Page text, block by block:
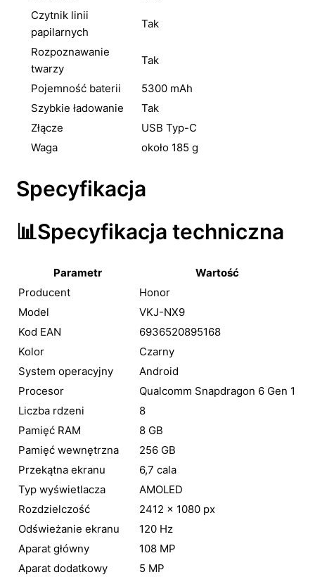
Czytnik linii
papilarnych
Tak
Rozpoznawanie
twarzy
Tak
Pojemność baterii
5300 mAh
Szybkie ładowanie
Tak
Złącze
USB Typ-C
Waga
około 185 g
Specyfikacja
📊Specyfikacja techniczna
Parametr
Wartość
Producent
Honor
Model
VKJ-NX9
Kod EAN
6936520895168
Kolor
Czarny
System operacyjny
Android
Procesor
Qualcomm Snapdragon 6 Gen 1
Liczba rdzeni
8
Pamięć RAM
8 GB
Pamięć wewnętrzna
256 GB
Przekątna ekranu
6,7 cala
Typ wyświetlacza
AMOLED
Rozdzielczość
2412 × 1080 px
Odświeżanie ekranu
120 Hz
Aparat główny
108 MP
Aparat dodatkowy
5 MP